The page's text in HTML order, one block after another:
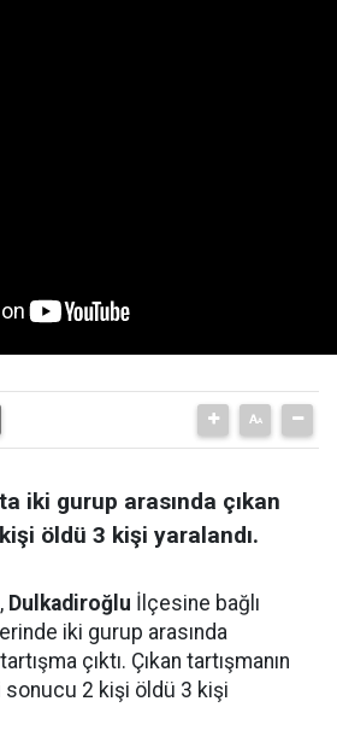
iki gurup arasında çıkan
öldü 3 kişi yaralandı.
Dulkadiroğlu İlçesine bağlı
iki gurup arasında
çıktı. Çıkan tartışmanın
sonucu 2 kişi öldü 3 kişi